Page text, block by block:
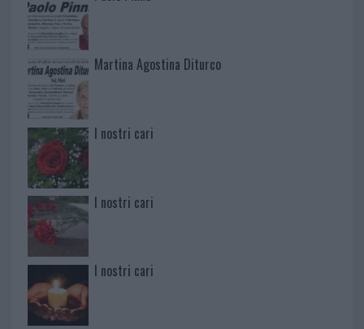
Martina Agostina Diturco
I nostri cari
I nostri cari
I nostri cari